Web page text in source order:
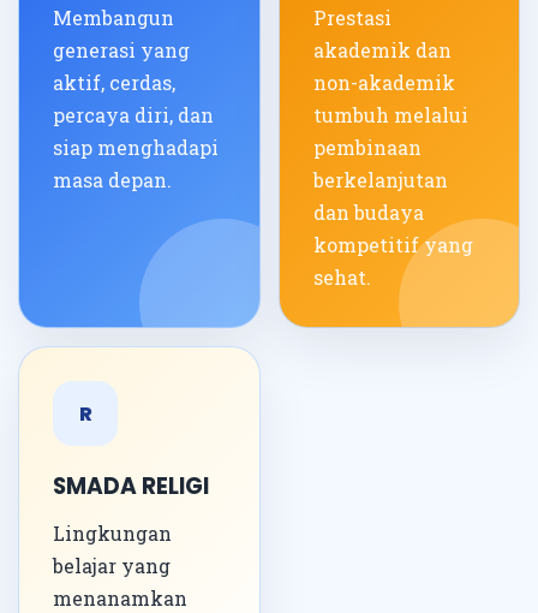
Membangun
generasi yang
aktif, cerdas,
percaya diri, dan
siap menghadapi
masa depan.
Prestasi
akademik dan
non-akademik
tumbuh melalui
pembinaan
berkelanjutan
dan budaya
kompetitif yang
sehat.
R
SMADA RELIGI
Lingkungan
belajar yang
menanamkan